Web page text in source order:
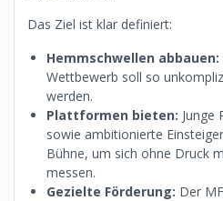
Das Ziel ist klar definiert:
Hemmschwellen abbauen:
Wettbewerb soll so
werden.
Plattformen bieten: Junge
sowie ambitionierte
Bühne, um sich ohne Druck
messen.
Gezielte Förderung: Der